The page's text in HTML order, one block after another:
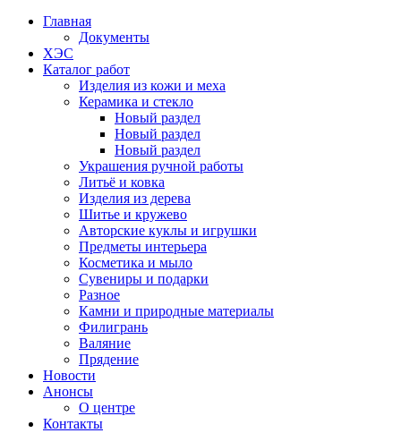
Главная
Документы
ХЭС
Каталог работ
Изделия из кожи и меха
Керамика и стекло
Новый раздел
Новый раздел
Новый раздел
Украшения ручной работы
Литьё и ковка
Изделия из дерева
Шитье и кружево
Авторские куклы и игрушки
Предметы интерьера
Косметика и мыло
Сувениры и подарки
Разное
Камни и природные материалы
Филигрань
Валяние
Прядение
Новости
Анонсы
О центре
Контакты